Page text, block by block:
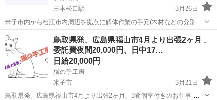
三本松口駅
3月26日
米子市内から松江市内周辺を拠点に解体作業の手元(木材などの分別や
仕分け作業や清掃)をメインに幅広く建設業を展開しています! 人間関
係の悩みや苦手な作業内容など人それぞれ色々ありますので相談され
たらいつでも相談に乗り相談された...
三本松口駅 その他 給料
鳥取県発、広島県福山市4月より出張2ヶ月 、
委託費夜間20,000円、日中17…
日給20,000円
猫の手工房
米子市
3月21日
鳥取県発、広島県福山市4月より出張2ヶ月、3食個室付きのお仕事 委